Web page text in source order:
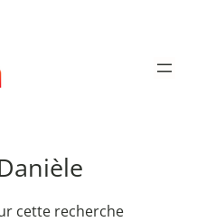
cette recherche